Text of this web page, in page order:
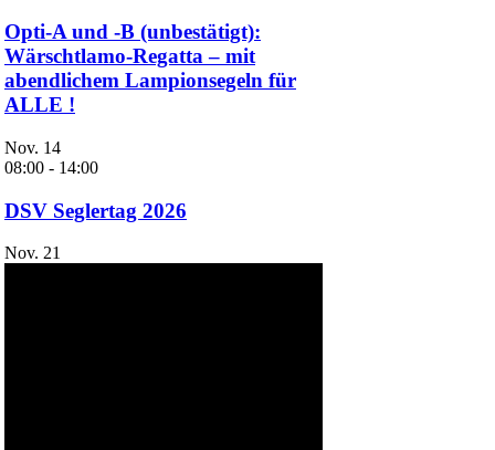
Opti-A und -B (unbestätigt):
Wärschtlamo-Regatta – mit
abendlichem Lampionsegeln für
ALLE !
Nov. 14
08:00 - 14:00
DSV Seglertag 2026
Nov. 21